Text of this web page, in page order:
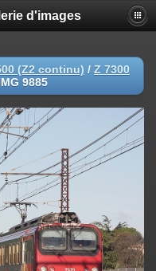
d'images
(Z2 continu) / Z 7300
9885